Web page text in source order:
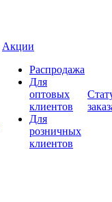
Акции
Распродажа
Для
оптовых
клиентов
Для
розничных
клиентов